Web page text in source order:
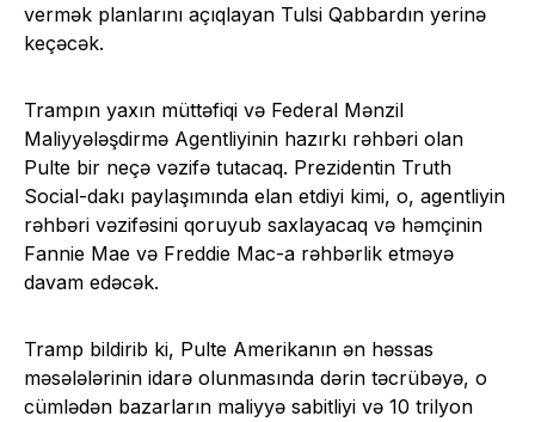
vermək planlarını açıqlayan Tulsi Qabbardın yerinə
keçəcək.
Trampın yaxın müttəfiqi və Federal Mənzil
Maliyyələşdirmə Agentliyinin hazırkı rəhbəri olan
Pulte bir neçə vəzifə tutacaq. Prezidentin Truth
Social-dakı paylaşımında elan etdiyi kimi, o, agentliyin
rəhbəri vəzifəsini qoruyub saxlayacaq və həmçinin
Fannie Mae və Freddie Mac-a rəhbərlik etməyə
davam edəcək.
Tramp bildirib ki, Pulte Amerikanın ən həssas
məsələlərinin idarə olunmasında dərin təcrübəyə, o
cümlədən bazarların maliyyə sabitliyi və 10 trilyon